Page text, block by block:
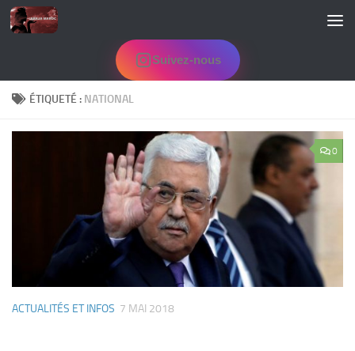
Skip to content
Suivez-nous
ÉTIQUETÉ : NATIONAL
0
ACTUALITÉS ET INFOS 7 MAI 2018